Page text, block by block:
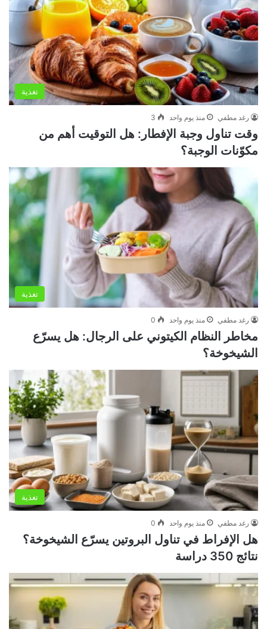
تغذية
رغد مطفي منذ يوم واحد 3
وقت تناول وجبة الإفطار: هل التوقيت أهم من
مكوّنات الوجبة؟
تغذية
رغد مطفي منذ يوم واحد 0
مخاطر النظام الكيتوني على الرجال: هل يسرّع
الشيخوخة؟
تغذية
رغد مطفي منذ يوم واحد 0
هل الإفراط في تناول البروتين يسرّع الشيخوخة؟
نتائج 350 دراسة